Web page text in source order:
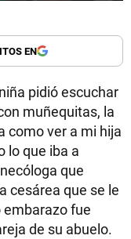
EN
pidió escuchar
muñequitas, la
como ver a mi hija
lo que iba a
que
cesárea que se le
embarazo fue
de su abuelo.